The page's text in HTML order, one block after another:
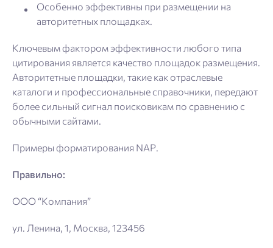
Особенно эффективны при размещении на
авторитетных площадках.
Ключевым фактором эффективности любого типа
цитирования является качество площадок размещения.
Авторитетные площадки, такие как отраслевые
каталоги и профессиональные справочники, передают
более сильный сигнал поисковикам по сравнению с
обычными сайтами.
Примеры форматирования NAP.
Правильно:
ООО “Компания”
ул. Ленина, 1, Москва, 123456